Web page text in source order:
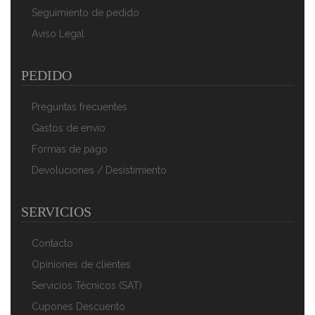
50,90 €
Clatronic WK 3576 - Hervidor De Agua Eléctrico,
AÑADIR AL CARRITO
Seguimiento de pedido
Aviso Legal
PEDIDO
Preguntas frecuentes
Gastos de envío
Formas de pago
Devoluciones / Desistimiento
SERVICIOS
Contacto
Opiniones de clientes
Servicios Técnicos (SAT)
Cupones Descuento